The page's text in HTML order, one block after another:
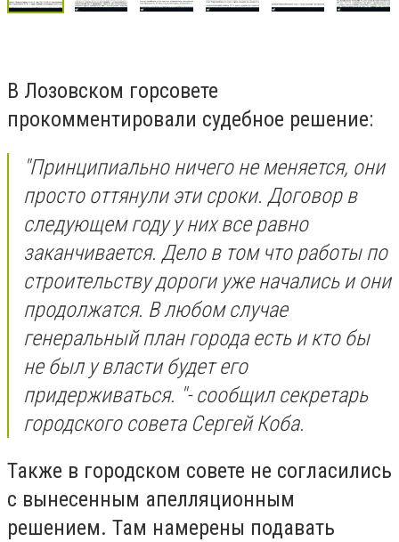
В Лозовском горсовете
прокомментировали судебное решение:
"Принципиально ничего не меняется, они
просто оттянули эти сроки. Договор в
следующем году у них все равно
заканчивается. Дело в том что работы по
строительству дороги уже начались и они
продолжатся. В любом случае
генеральный план города есть и кто бы
не был у власти будет его
придерживаться. "-сообщил секретарь
городского совета Сергей Коба.
Также в городском совете не согласились
с вынесенным апелляционным
решением. Там намерены подавать